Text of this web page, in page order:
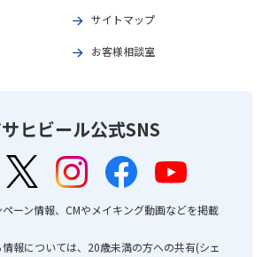
サイトマップ
お客様相談室
ヒビール公式SNS
ーン情報、CMやメイキング動画などを掲載
報については、20歳未満の方への共有(シェ